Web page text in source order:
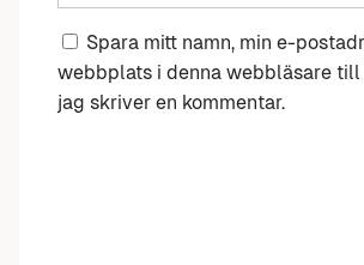
Spara mitt namn, min e-
webbplats i denna webbläsare till
jag skriver en kommentar.